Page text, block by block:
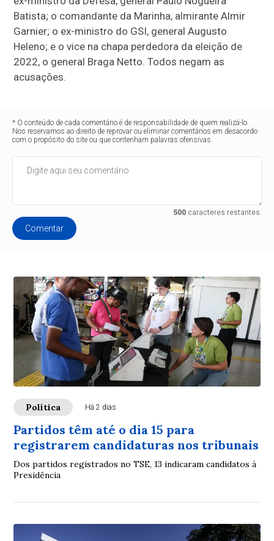
Batista; o comandante da Marinha, almirante Almir
Garnier; o ex-ministro do GSI, general Augusto
Heleno; e o vice na chapa perdedora da eleição de
2022, o general Braga Netto. Todos negam as
acusações.
* O conteúdo de cada comentário é de responsabilidade de quem realizá-lo.
Nos reservamos ao direito de reprovar ou eliminar comentários em desacordo
com o propósito do site ou que contenham palavras ofensivas.
500caracteres restantes.
Comentar
Política Há 2 dias
Partidos têm até o dia 15 para
registrarem candidaturas nos tribunais
Dos partidos registrados no TSE, 13 indicaram candidatos à
Presidência